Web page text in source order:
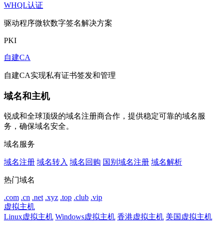
WHQL认证
驱动程序微软数字签名解决方案
PKI
自建CA
自建CA实现私有证书签发和管理
域名和主机
锐成和全球顶级的域名注册商合作，提供稳定可靠的域名服
务，确保域名安全。
域名服务
域名注册 域名转入 域名回购 国别域名注册 域名解析
热门域名
.com .cn .net .xyz .top .club .vip
虚拟主机
Linux虚拟主机 Windows虚拟主机 香港虚拟主机 美国虚拟主机